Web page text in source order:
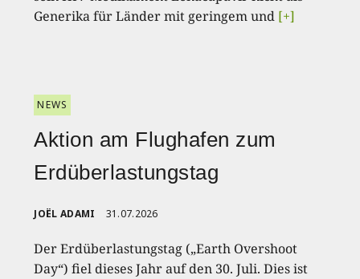
Generika für Länder mit geringem und [+]
NEWS
Aktion am Flughafen zum
Erdüberlastungstag
JOËL ADAMI 31.07.2026
Der Erdüberlastungstag („Earth Overshoot
Day“) fiel dieses Jahr auf den 30. Juli. Dies ist